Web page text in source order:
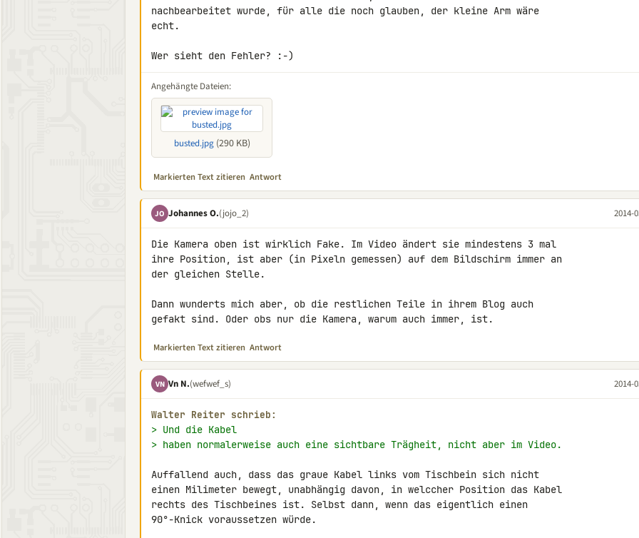
nachbearbeitet wurde, für alle die noch glauben, der kleine Arm wäre
echt.
Wer sieht den Fehler? :-)
Angehängte Dateien:
busted.jpg(290 KB)
Markierten Text zitieren Antwort
JO Johannes O.(jojo_2) 2014-
Die Kamera oben ist wirklich Fake. Im Video ändert sie mindestens 3 mal
ihre Position, ist aber (in Pixeln gemessen) auf dem Bildschirm immer an
der gleichen Stelle.
Dann wunderts mich aber, ob die restlichen Teile in ihrem Blog auch
gefakt sind. Oder obs nur die Kamera, warum auch immer, ist.
Markierten Text zitieren Antwort
VN Vn N.(wefwef_s) 2014-
Walter Reiter schrieb:
> Und die Kabel
> haben normalerweise auch eine sichtbare Trägheit, nicht aber im Video.
Auffallend auch, dass das graue Kabel links vom Tischbein sich nicht
einen Milimeter bewegt, unabhängig davon, in welccher Position das Kabel
rechts des Tischbeines ist. Selbst dann, wenn das eigentlich einen
90°-Knick voraussetzen würde.